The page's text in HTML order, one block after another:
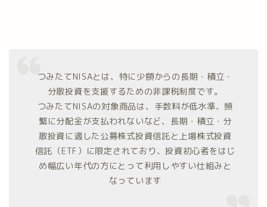
つみたてNISAとは、特に少額からの長期・積立・
分散投資を支援するための非課税制度です。
つみたてNISAの対象商品は、手数料が低水準、頻
繁に分配金が支払われないなど、長期・積立・分
散投資に適した公募株式投資信託と上場株式投資
信託（ETF）に限定されており、投資初心者をはじ
め幅広い年代の方にとって利用しやすい仕組みと
なっています